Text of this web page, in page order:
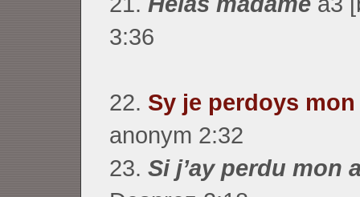
3:36
22. Sy je perdoys mon
anonym 2:32
23. Si j’ay perdu mon